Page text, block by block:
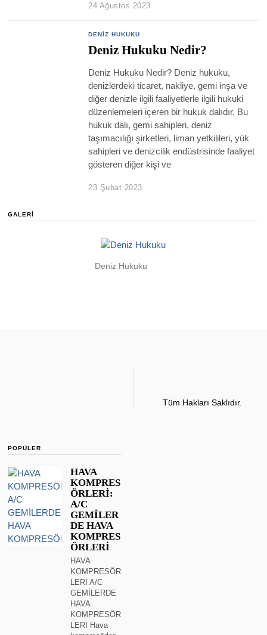
24 Ağustos 2023
DENIZ HUKUKU
Deniz Hukuku Nedir?
Deniz Hukuku Nedir? Deniz hukuku,
denizlerdeki ticaret, nakliye, gemi inşa ve
diğer denizle ilgili faaliyetlerle ilgili hukuki
düzenlemeleri içeren bir hukuk dalıdır. Bu
hukuk dalı, gemi sahipleri, deniz
taşımacılığı şirketleri, liman yetkilileri, yük
sahipleri ve denizcilik endüstrisinde faaliyet
gösteren diğer kişi ve
23 Şubat 2023
GALERI
Deniz Hukuku
Tüm Hakları Saklıdır.
POPÜLER
HAVA
KOMPRES
ÖRLERİ:
A/C
GEMİLER
DE HAVA
KOMPRES
ÖRLERİ
HAVA
KOMPRESÖR
LERİ A/C
GEMİLERDE
HAVA
KOMPRESÖR
LERİ Hava